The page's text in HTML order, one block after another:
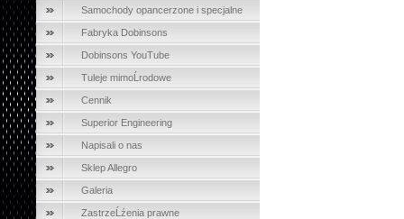
Samochody opancerzone i specjalne
Fabryka Dobinsons
Dobinsons YouTube
Tuleje mimoĹrodowe
Cennik
Superior Engineering
Napisali o nas
Sklep Allegro
Galeria
ZastrzeĹźenia prawne